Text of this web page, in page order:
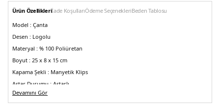
Ürün Özellikleriİade KoşullarıÖdeme SeçenekleriBeden Tablosu
Model : Çanta
Desen : Logolu
Materyal : % 100 Poliüretan
Boyut : 25 x 8 x 15 cm
Kapama Şekli : Manyetik Klips
Astar Durumu : Astarlı
Askı Türü :Ayarlanabilir Zincir Askılı
Devamını Gör